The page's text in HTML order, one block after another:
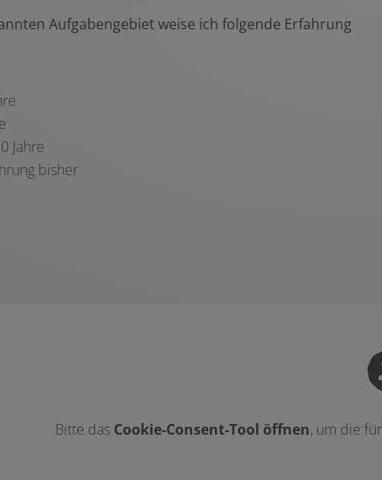
Aufgabengebiet weise ich folgende Erfahrung
Jahre
bisher
Bitte das Cookie-Consent-Tool öffnen, um die